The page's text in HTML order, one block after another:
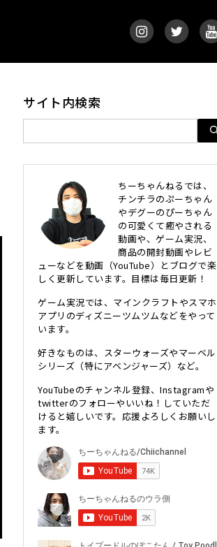
サイト内検索
ちーちゃんねるでは、
チンチラのぷーちゃん
やデグーのぴーちゃん
の可愛くて癒やされる
動画や、ゲーム実況、
商品の開封動画やレビ
ューなどを動画（YouTube）とブログで楽
しく更新しています。目標は毎日更新！
ゲーム実況では、マインクラフトやスマホ
アプリのディズニーツムツムなどをやって
います。
好きなものは、スターウォーズやマーベル
シリーズ（特にアベンジャーズ）など。
YouTubeのチャンネル登録、Instagramや
twitterのフォローやいいね！していただ
けると嬉しいです。応援よろしくお願いし
ます。